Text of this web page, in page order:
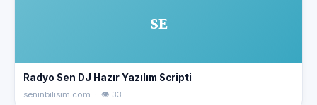
SE
Radyo Sen DJ Hazır Yazılım Scripti
seninbilisim.com · 👁 33